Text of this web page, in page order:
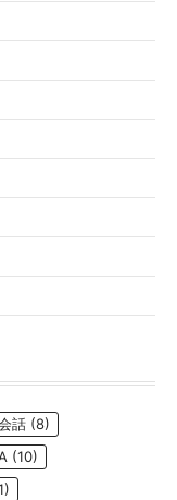
話 (8)
(10)